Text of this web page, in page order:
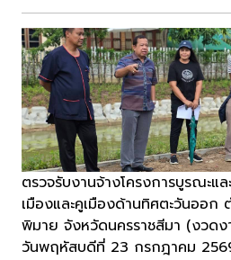
ตรวจรับงานจ้างโครงการบูรณะแ
เมืองและคูเมืองด้านทิศตะวันออก
พิมาย จังหวัดนครราชสีมา (งวด
วันพฤหัสบดีที่ 23 กรกฎาคม